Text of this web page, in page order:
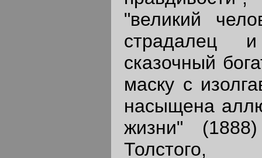
"великий
страдалец
сказочный
маску с
насыщена
жизни"
Толстого,